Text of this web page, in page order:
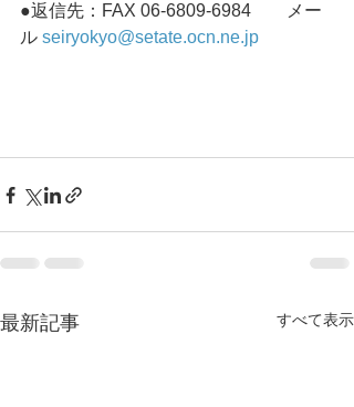
●返信先：FAX 06-6809-6984　　メー
ル seiryokyo@setate.ocn.ne.jp
最新記事 すべて表示